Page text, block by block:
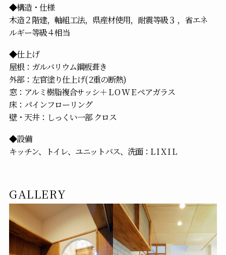
◆構造・仕様
木造２階建，軸組工法，県産材使用，耐震等級３ ，省エネ
ルギー等級４相当
◆仕上げ
屋根：ガルバリウム鋼板葺き
外部：左官塗り仕上げ( 2重の断熱)
窓：アルミ樹脂複合サッシ＋ L O W E ペアガラス
床：パインフローリング
壁・天井：しっくい一部 クロス
◆設備
キッチン、トイレ、ユニットバス、洗面：L I X I L
GALLERY